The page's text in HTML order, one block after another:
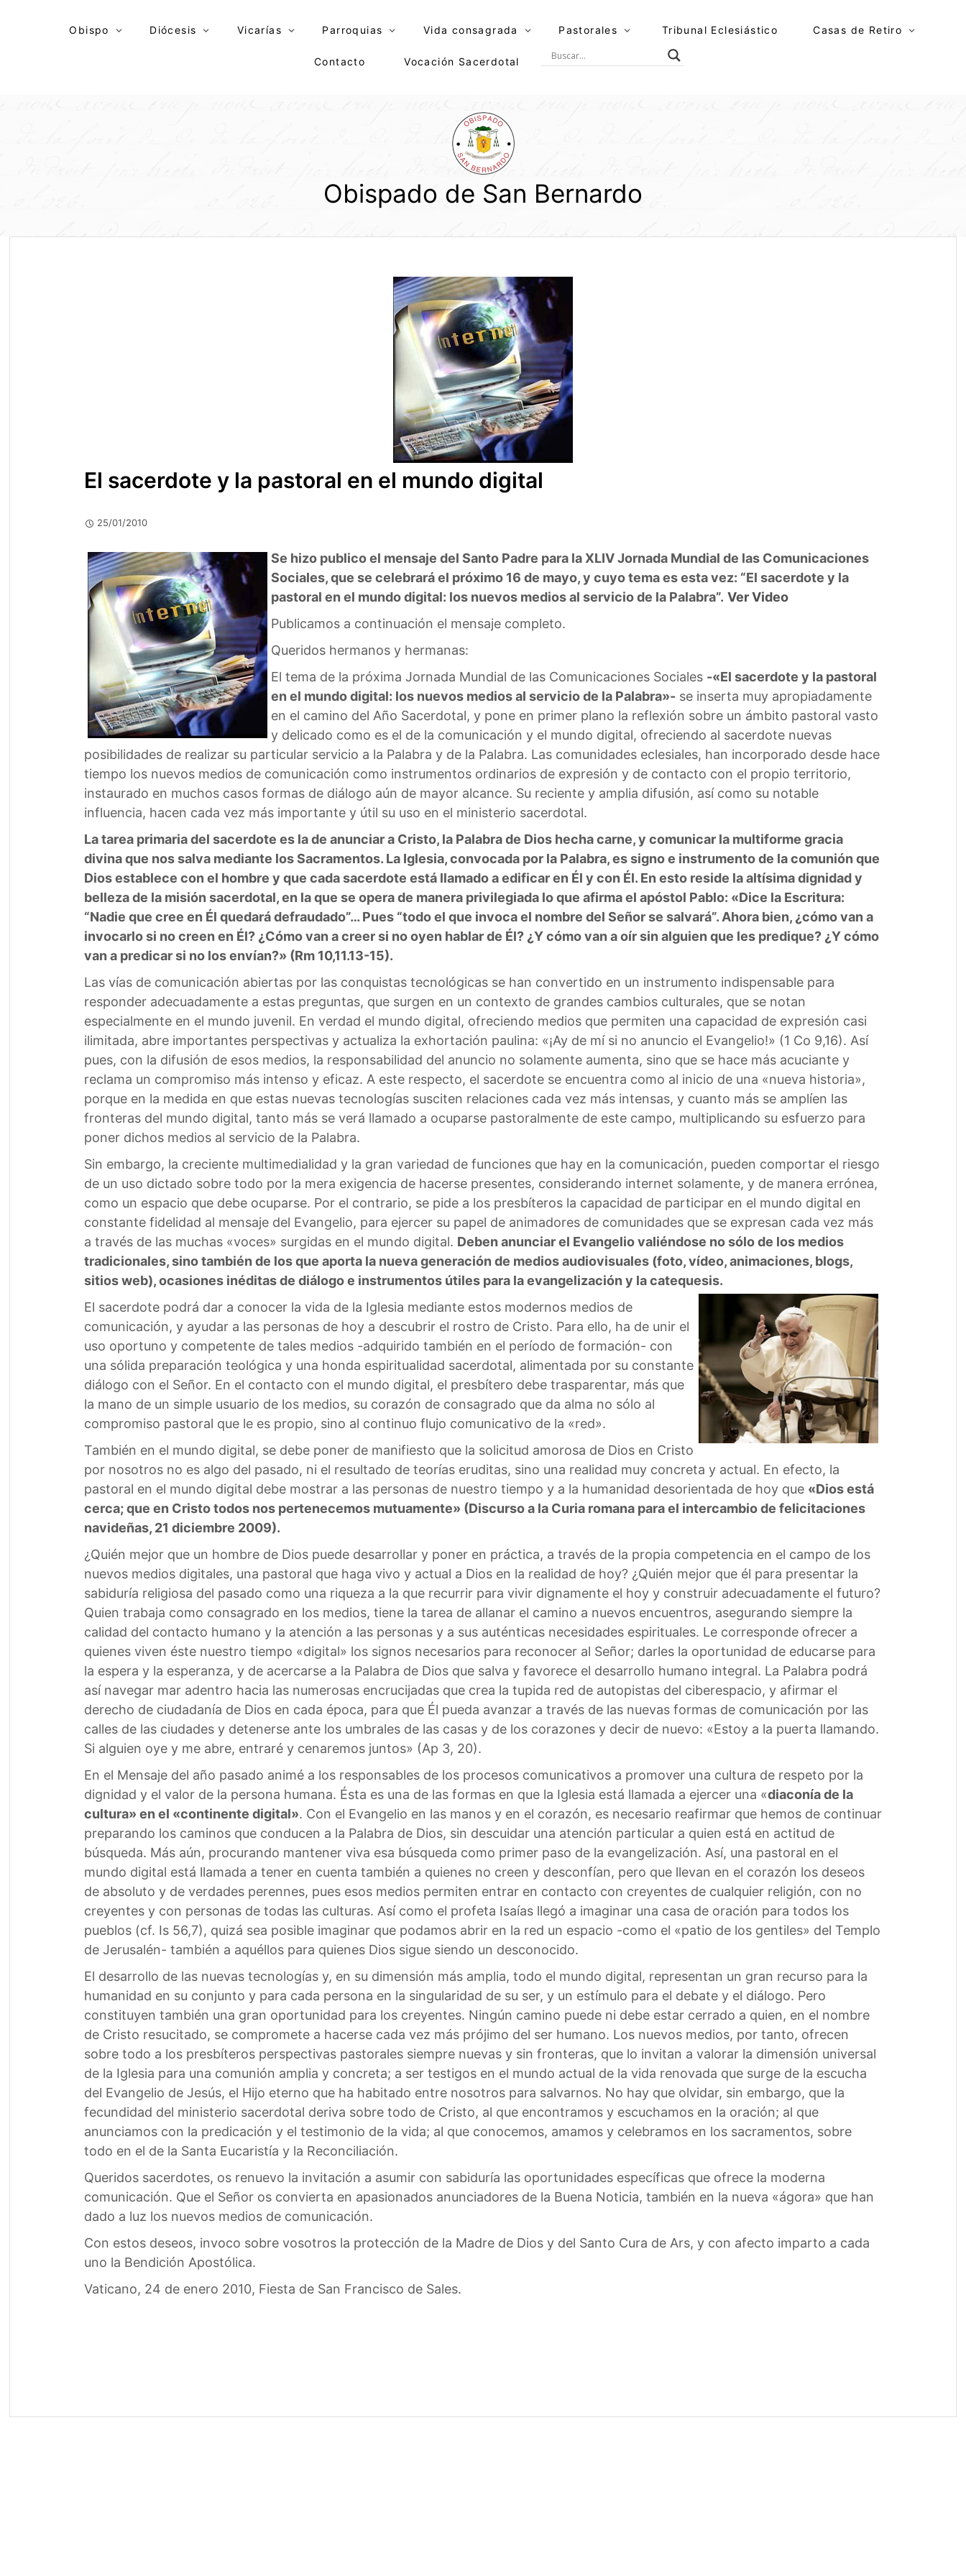
Obispo Diócesis Vicarías Parroquias Vida consagrada Pastorales Tribunal Eclesiástico Casas de Retiro
Contacto Vocación Sacerdotal
Obispado de San Bernardo
El sacerdote y la pastoral en el mundo digital
25/01/2010
Se hizo publico el mensaje del Santo Padre para la XLIV Jornada Mundial de las Comunicaciones
Sociales, que se celebrará el próximo 16 de mayo, y cuyo tema es esta vez: “El sacerdote y la
pastoral en el mundo digital: los nuevos medios al servicio de la Palabra”. Ver Video
Publicamos a continuación el mensaje completo.
Queridos hermanos y hermanas:
El tema de la próxima Jornada Mundial de las Comunicaciones Sociales -«El sacerdote y la pastoral
en el mundo digital: los nuevos medios al servicio de la Palabra»-se inserta muy apropiadamente
en el camino del Año Sacerdotal, y pone en primer plano la reflexión sobre un ámbito pastoral vasto
y delicado como es el de la comunicación y el mundo digital, ofreciendo al sacerdote nuevas
posibilidades de realizar su particular servicio a la Palabra y de la Palabra. Las comunidades eclesiales, han incorporado desde hace
tiempo los nuevos medios de comunicación como instrumentos ordinarios de expresión y de contacto con el propio territorio,
instaurado en muchos casos formas de diálogo aún de mayor alcance. Su reciente y amplia difusión, así como su notable
influencia, hacen cada vez más importante y útil su uso en el ministerio sacerdotal.
La tarea primaria del sacerdote es la de anunciar a Cristo, la Palabra de Dios hecha carne, y comunicar la multiforme gracia
divina que nos salva mediante los Sacramentos. La Iglesia, convocada por la Palabra, es signo e instrumento de la comunión que
Dios establece con el hombre y que cada sacerdote está llamado a edificar en Él y con Él. En esto reside la altísima dignidad y
belleza de la misión sacerdotal, en la que se opera de manera privilegiada lo que afirma el apóstol Pablo: «Dice la Escritura:
“Nadie que cree en Él quedará defraudado”… Pues “todo el que invoca el nombre del Señor se salvará”. Ahora bien, ¿cómo van a
invocarlo si no creen en Él? ¿Cómo van a creer si no oyen hablar de Él? ¿Y cómo van a oír sin alguien que les predique? ¿Y cómo
van a predicar si no los envían?» (Rm 10,11.13-15).
Las vías de comunicación abiertas por las conquistas tecnológicas se han convertido en un instrumento indispensable para
responder adecuadamente a estas preguntas, que surgen en un contexto de grandes cambios culturales, que se notan
especialmente en el mundo juvenil. En verdad el mundo digital, ofreciendo medios que permiten una capacidad de expresión casi
ilimitada, abre importantes perspectivas y actualiza la exhortación paulina: «¡Ay de mí si no anuncio el Evangelio!» (1 Co 9,16). Así
pues, con la difusión de esos medios, la responsabilidad del anuncio no solamente aumenta, sino que se hace más acuciante y
reclama un compromiso más intenso y eficaz. A este respecto, el sacerdote se encuentra como al inicio de una «nueva historia»,
porque en la medida en que estas nuevas tecnologías susciten relaciones cada vez más intensas, y cuanto más se amplíen las
fronteras del mundo digital, tanto más se verá llamado a ocuparse pastoralmente de este campo, multiplicando su esfuerzo para
poner dichos medios al servicio de la Palabra.
Sin embargo, la creciente multimedialidad y la gran variedad de funciones que hay en la comunicación, pueden comportar el riesgo
de un uso dictado sobre todo por la mera exigencia de hacerse presentes, considerando internet solamente, y de manera errónea,
como un espacio que debe ocuparse. Por el contrario, se pide a los presbíteros la capacidad de participar en el mundo digital en
constante fidelidad al mensaje del Evangelio, para ejercer su papel de animadores de comunidades que se expresan cada vez más
a través de las muchas «voces» surgidas en el mundo digital. Deben anunciar el Evangelio valiéndose no sólo de los medios
tradicionales, sino también de los que aporta la nueva generación de medios audiovisuales (foto, vídeo, animaciones, blogs,
sitios web), ocasiones inéditas de diálogo e instrumentos útiles para la evangelización y la catequesis.
El sacerdote podrá dar a conocer la vida de la Iglesia mediante estos modernos medios de
comunicación, y ayudar a las personas de hoy a descubrir el rostro de Cristo. Para ello, ha de unir el
uso oportuno y competente de tales medios -adquirido también en el período de formación- con
una sólida preparación teológica y una honda espiritualidad sacerdotal, alimentada por su constante
diálogo con el Señor. En el contacto con el mundo digital, el presbítero debe trasparentar, más que
la mano de un simple usuario de los medios, su corazón de consagrado que da alma no sólo al
compromiso pastoral que le es propio, sino al continuo flujo comunicativo de la «red».
También en el mundo digital, se debe poner de manifiesto que la solicitud amorosa de Dios en Cristo
por nosotros no es algo del pasado, ni el resultado de teorías eruditas, sino una realidad muy concreta y actual. En efecto, la
pastoral en el mundo digital debe mostrar a las personas de nuestro tiempo y a la humanidad desorientada de hoy que «Dios está
cerca; que en Cristo todos nos pertenecemos mutuamente» (Discurso a la Curia romana para el intercambio de felicitaciones
navideñas, 21 diciembre 2009).
¿Quién mejor que un hombre de Dios puede desarrollar y poner en práctica, a través de la propia competencia en el campo de los
nuevos medios digitales, una pastoral que haga vivo y actual a Dios en la realidad de hoy? ¿Quién mejor que él para presentar la
sabiduría religiosa del pasado como una riqueza a la que recurrir para vivir dignamente el hoy y construir adecuadamente el futuro?
Quien trabaja como consagrado en los medios, tiene la tarea de allanar el camino a nuevos encuentros, asegurando siempre la
calidad del contacto humano y la atención a las personas y a sus auténticas necesidades espirituales. Le corresponde ofrecer a
quienes viven éste nuestro tiempo «digital» los signos necesarios para reconocer al Señor; darles la oportunidad de educarse para
la espera y la esperanza, y de acercarse a la Palabra de Dios que salva y favorece el desarrollo humano integral. La Palabra podrá
así navegar mar adentro hacia las numerosas encrucijadas que crea la tupida red de autopistas del ciberespacio, y afirmar el
derecho de ciudadanía de Dios en cada época, para que Él pueda avanzar a través de las nuevas formas de comunicación por las
calles de las ciudades y detenerse ante los umbrales de las casas y de los corazones y decir de nuevo: «Estoy a la puerta llamando.
Si alguien oye y me abre, entraré y cenaremos juntos» (Ap 3, 20).
En el Mensaje del año pasado animé a los responsables de los procesos comunicativos a promover una cultura de respeto por la
dignidad y el valor de la persona humana. Ésta es una de las formas en que la Iglesia está llamada a ejercer una «diaconía de la
cultura» en el «continente digital». Con el Evangelio en las manos y en el corazón, es necesario reafirmar que hemos de continuar
preparando los caminos que conducen a la Palabra de Dios, sin descuidar una atención particular a quien está en actitud de
búsqueda. Más aún, procurando mantener viva esa búsqueda como primer paso de la evangelización. Así, una pastoral en el
mundo digital está llamada a tener en cuenta también a quienes no creen y desconfían, pero que llevan en el corazón los deseos
de absoluto y de verdades perennes, pues esos medios permiten entrar en contacto con creyentes de cualquier religión, con no
creyentes y con personas de todas las culturas. Así como el profeta Isaías llegó a imaginar una casa de oración para todos los
pueblos (cf. Is 56,7), quizá sea posible imaginar que podamos abrir en la red un espacio -como el «patio de los gentiles» del Templo
de Jerusalén- también a aquéllos para quienes Dios sigue siendo un desconocido.
El desarrollo de las nuevas tecnologías y, en su dimensión más amplia, todo el mundo digital, representan un gran recurso para la
humanidad en su conjunto y para cada persona en la singularidad de su ser, y un estímulo para el debate y el diálogo. Pero
constituyen también una gran oportunidad para los creyentes. Ningún camino puede ni debe estar cerrado a quien, en el nombre
de Cristo resucitado, se compromete a hacerse cada vez más prójimo del ser humano. Los nuevos medios, por tanto, ofrecen
sobre todo a los presbíteros perspectivas pastorales siempre nuevas y sin fronteras, que lo invitan a valorar la dimensión universal
de la Iglesia para una comunión amplia y concreta; a ser testigos en el mundo actual de la vida renovada que surge de la escucha
del Evangelio de Jesús, el Hijo eterno que ha habitado entre nosotros para salvarnos. No hay que olvidar, sin embargo, que la
fecundidad del ministerio sacerdotal deriva sobre todo de Cristo, al que encontramos y escuchamos en la oración; al que
anunciamos con la predicación y el testimonio de la vida; al que conocemos, amamos y celebramos en los sacramentos, sobre
todo en el de la Santa Eucaristía y la Reconciliación.
Queridos sacerdotes, os renuevo la invitación a asumir con sabiduría las oportunidades específicas que ofrece la moderna
comunicación. Que el Señor os convierta en apasionados anunciadores de la Buena Noticia, también en la nueva «ágora» que han
dado a luz los nuevos medios de comunicación.
Con estos deseos, invoco sobre vosotros la protección de la Madre de Dios y del Santo Cura de Ars, y con afecto imparto a cada
uno la Bendición Apostólica.
Vaticano, 24 de enero 2010, Fiesta de San Francisco de Sales.